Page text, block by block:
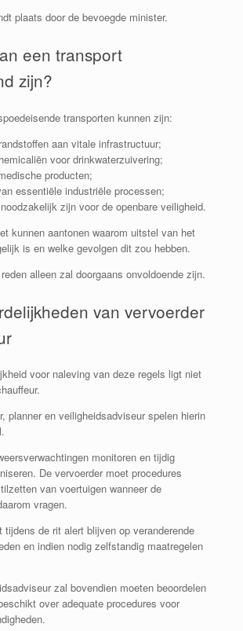
plaats door de bevoegde minister.
een transport
zijn?
transporten kunnen zijn:
aan vitale infrastructuur;
voor drinkwaterzuivering;
producten;
essentiële industriële processen;
zijn voor de openbare veiligheid.
kunnen aantonen waarom uitstel van het
is en welke gevolgen dit zou hebben.
alleen zal doorgaans onvoldoende zijn.
van vervoerder
voor naleving van deze regels ligt niet
planner en veiligheidsadviseur spelen hierin
monitoren en tijdig
De vervoerder moet procedures
van voertuigen wanneer de
vragen.
tijdens de rit alert blijven op veranderende
en indien nodig zelfstandig maatregelen
zal bovendien moeten beoordelen
over adequate procedures voor